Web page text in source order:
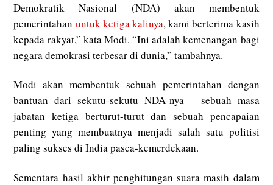
Demokratik Nasional (NDA) akan membentuk
pemerintahan untuk ketiga kalinya, kami berterima kasih
kepada rakyat,” kata Modi. “Ini adalah kemenangan bagi
negara demokrasi terbesar di dunia,” tambahnya.
Modi akan membentuk sebuah pemerintahan dengan
bantuan dari sekutu-sekutu NDA-nya – sebuah masa
jabatan ketiga berturut-turut dan sebuah pencapaian
penting yang membuatnya menjadi salah satu politisi
paling sukses di India pasca-kemerdekaan.
Sementara hasil akhir penghitungan suara masih dalam